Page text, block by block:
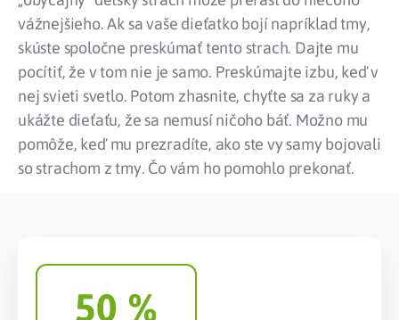
vážnejšieho. Ak sa vaše dieťatko bojí napríklad tmy,
skúste spoločne preskúmať tento strach. Dajte mu
pocítiť, že v tom nie je samo. Preskúmajte izbu, keď v
nej svieti svetlo. Potom zhasnite, chyťte sa za ruky a
ukážte dieťaťu, že sa nemusí ničoho báť. Možno mu
pomôže, keď mu prezradíte, ako ste vy samy bojovali
so strachom z tmy. Čo vám ho pomohlo prekonať.
50 %